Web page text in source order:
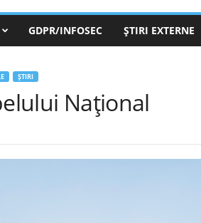
GDPR/INFOSEC ȘTIRI EXTERNE
ȘTIRI
Național